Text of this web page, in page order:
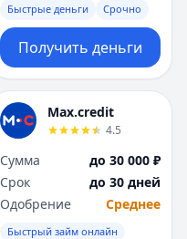
Х
Хабаровск
Ч
Чебоксары
Челябинск
Чита
Ярославль
Вся Россия
Х
Хабаровск
Ч
Чебоксары
Челябинск
Чита
Ярославль
Вся Россия
Быстрые деньги Срочно
Получить деньги
Max.credit
4.5
Сумма
до 30 000 ₽
Срок
до 30 дней
Одобрение
Среднее
Быстрый займ онлайн